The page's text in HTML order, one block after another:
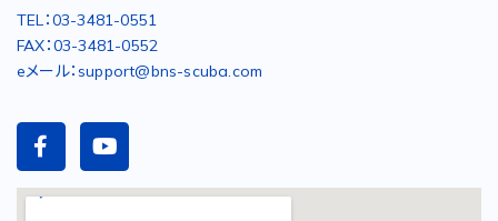
TEL：03-3481-0551
FAX：03-3481-0552
eメール：support@bns-scuba.com